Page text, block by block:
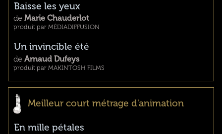
Baisse les yeux
de Marie Chauderlot
produit par MÉDIADIFFUSION
Un invincible été
de Arnaud Dufeys
produit par MAKINTOSH FILMS
Meilleur court métrage d'animation
En mille pétales